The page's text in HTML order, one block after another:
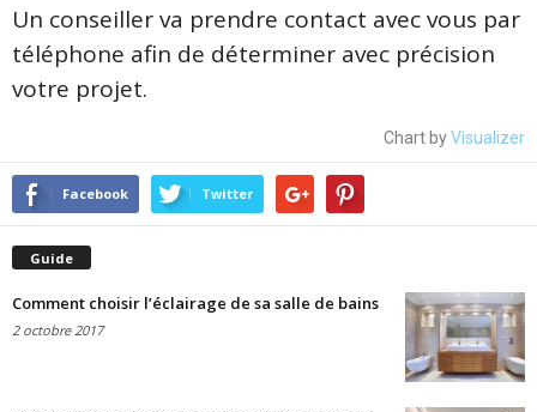
Un conseiller va prendre contact avec vous par
téléphone afin de déterminer avec précision
votre projet.
Chart byVisualizer
Facebook Twitter
Guide
Comment choisir l’éclairage de sa salle de bains
2 octobre 2017